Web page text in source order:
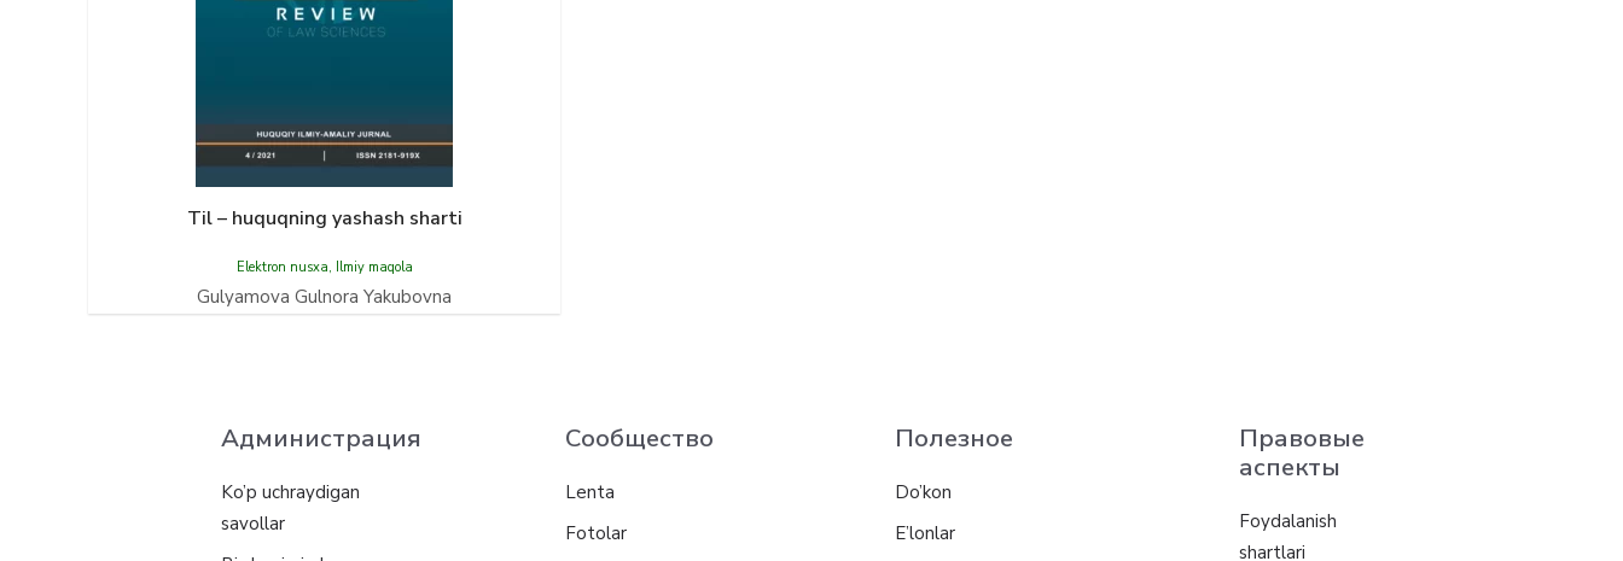
Til – huquqning yashash sharti
Elektron nusxa, Ilmiy maqola
Gulyamova Gulnora Yakubovna
Администрация
Ko’p uchraydigan
savollar
Сообщество
Lenta
Fotolar
Полезное
Do’kon
E’lonlar
Правовые
аспекты
Foydalanish
shartlari